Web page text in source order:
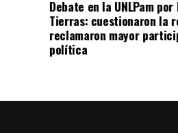
Debate en la UNLPam por
Tierras: cuestionaron la
reclamaron mayor
política